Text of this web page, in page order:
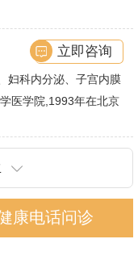
妇科内分泌、子宫内膜
治,宫腹腔镜手术,盆底
医学院,1993年在北京
立即咨询
康电话问诊